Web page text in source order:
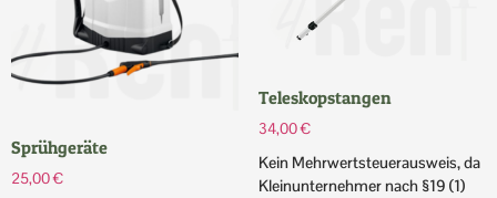
Sprühgeräte
25,00€
Teleskopstangen
34,00€
Kein Mehrwertsteuerausweis, da
Kleinunternehmer nach §19 (1)